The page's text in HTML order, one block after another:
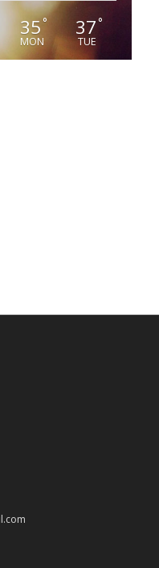
35 °
MON
37°
TUE